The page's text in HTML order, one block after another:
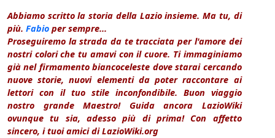
Abbiamo scritto la storia della Lazio insieme. Ma tu, di
più. Fabio per sempre...
Proseguiremo la strada da te tracciata per l'amore dei
nostri colori che tu amavi con il cuore. Ti immaginiamo
già nel firmamento biancoceleste dove starai cercando
nuove storie, nuovi elementi da poter raccontare ai
lettori con il tuo stile inconfondibile. Buon viaggio
nostro grande Maestro! Guida ancora LazioWiki
ovunque tu sia, adesso più di prima! Con affetto
sincero, i tuoi amici di LazioWiki.org